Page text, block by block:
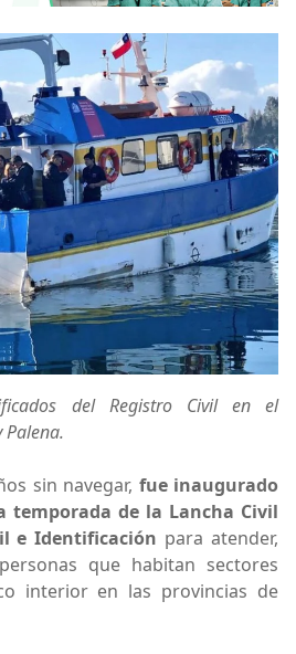
del Registro Civil en el
Palena.
sin navegar, fue inaugurado
temporada de la Lancha Civil
e Identificación para atender,
que habitan sectores
interior en las provincias de